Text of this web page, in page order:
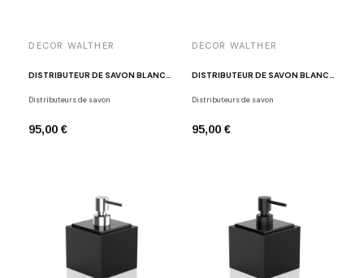
DECOR WALTHER
DISTRIBUTEUR DE SAVON BLANC / CHROME ET ECO-CUIR TAUPE BROWNIE SSP
Distributeurs de savon
95,00 €
DECOR WALTHER
DISTRIBUTEUR DE SAVON BLANC / NOIR ET ECO-CUIR TAUPE BROWNIE SSP
Distributeurs de savon
95,00 €